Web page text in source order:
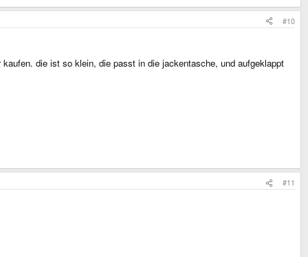
#10
die ist so klein, die passt in die jackentasche, und aufgeklappt
#11